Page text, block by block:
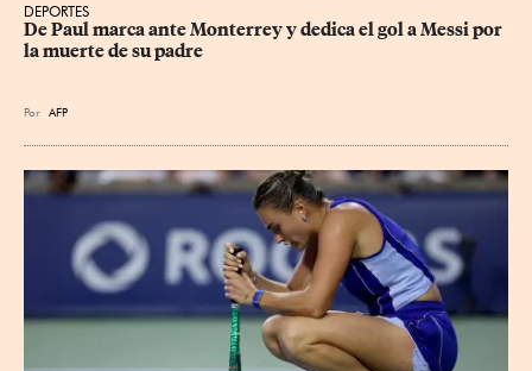
DEPORTES
De Paul marca ante Monterrey y dedica el gol a Messi por
la muerte de su padre
Por AFP